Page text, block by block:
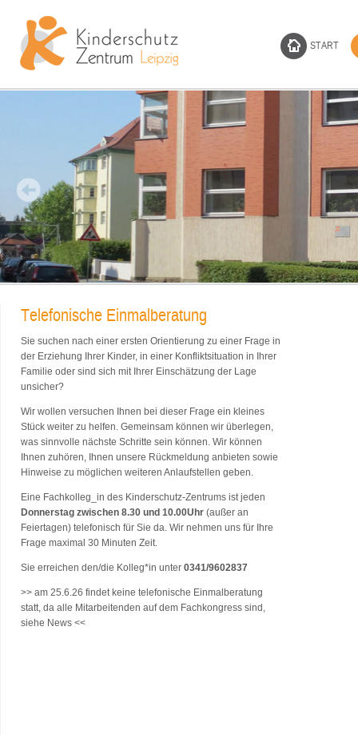
START
Telefonische Einmalberatung
Sie suchen nach einer ersten Orientierung zu einer Frage in
der Erziehung Ihrer Kinder, in einer Konfliktsituation in Ihrer
Familie oder sind sich mit Ihrer Einschätzung der Lage
unsicher?
Wir wollen versuchen Ihnen bei dieser Frage ein kleines
Stück weiter zu helfen. Gemeinsam können wir überlegen,
was sinnvolle nächste Schritte sein können. Wir können
Ihnen zuhören, Ihnen unsere Rückmeldung anbieten sowie
Hinweise zu möglichen weiteren Anlaufstellen geben.
Eine Fachkolleg_in des Kinderschutz-Zentrums ist jeden
Donnerstag zwischen 8.30 und 10.00Uhr (außer an
Feiertagen) telefonisch für Sie da. Wir nehmen uns für Ihre
Frage maximal 30 Minuten Zeit.
Sie erreichen den/die Kolleg*in unter 0341/9602837
>> am 25.6.26 findet keine telefonische Einmalberatung
statt, da alle Mitarbeitenden auf dem Fachkongress sind,
siehe News <<